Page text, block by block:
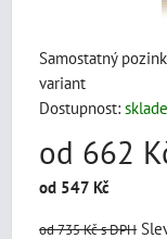
Samostatný
variant
Dostupnost:
od 662
od 547 Kč
od 735 Kčs DPH